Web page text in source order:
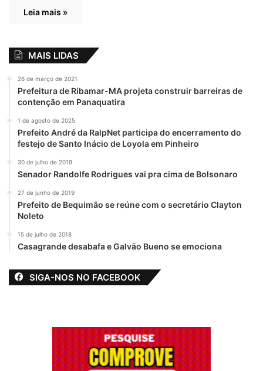
Leia mais »
MAIS LIDAS
26 de março de 2021
Prefeitura de Ribamar-MA projeta construir barreiras de
contenção em Panaquatira
1 de agosto de 2025
Prefeito André da RalpNet participa do encerramento do
festejo de Santo Inácio de Loyola em Pinheiro
30 de julho de 2019
Senador Randolfe Rodrigues vai pra cima de Bolsonaro
27 de junho de 2019
Prefeito de Bequimão se reúne com o secretário Clayton
Noleto
15 de julho de 2018
Casagrande desabafa e Galvão Bueno se emociona
SIGA-NOS NO FACEBOOK